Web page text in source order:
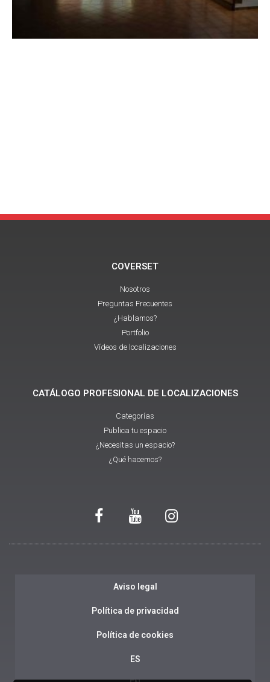
COVERSET
Nosotros
Preguntas Frecuentes
¿Hablamos?
Portfolio
Vídeos de localizaciones
CATÁLOGO PROFESIONAL DE LOCALIZACIONES
Categorías
Publica tu espacio
¿Necesitas un espacio?
¿Qué hacemos?
Aviso legal
Política de privacidad
Política de cookies
ES